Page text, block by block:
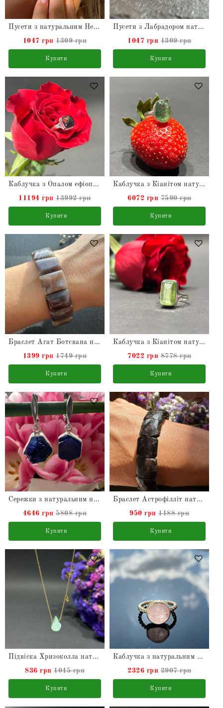
Пусети з натуральним Нефритом у сріблі
1047 грн 1309 грн
Купити
Пусети з Лабрадором натуральним
1047 грн 1309 грн
Купити
Каблучка з Опалом ефіопським натуральним зі срібла
11194 грн 13992 грн
Купити
Каблучка з Кіанітом натуральним зі срібла
6072 грн 7590 грн
Купити
Браслет Агат Ботсвана натуральний
1399 грн 1749 грн
Купити
Каблучка з Кіанітом натуральним зі срібла
7022 грн 8778 грн
Купити
Сережки з натуральним необробленим Сапфіром зі срібла
4646 грн 5808 грн
Купити
Браслет Астрофілліт натуральний
950 грн 1188 грн
Купити
Підвіска Хризоколла натуральна в сріблі з позолотою
836 грн 1045 грн
Купити
Каблучка з натуральним Морганітом
2326 грн 2907 грн
Купити